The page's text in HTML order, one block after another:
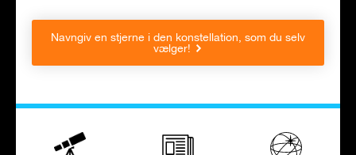
Navngiv en stjerne i den konstellation, som du selv
vælger!